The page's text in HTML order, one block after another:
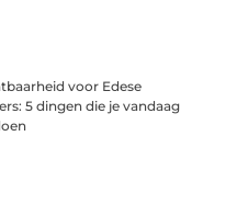
voor Edese
5 dingen die je vandaag